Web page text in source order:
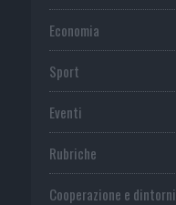
Economia
Sport
Eventi
Rubriche
Cooperazione e dintorni